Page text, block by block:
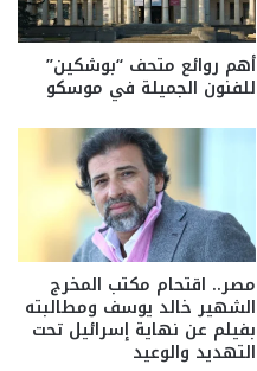
أهم روائع متحف “بوشكين”
للفنون الجميلة في موسكو
مصر.. اقتحام مكتب المخرج
الشهير خالد يوسف ومطالبته
بفيلم عن نهاية إسرائيل تحت
التهديد والوعيد